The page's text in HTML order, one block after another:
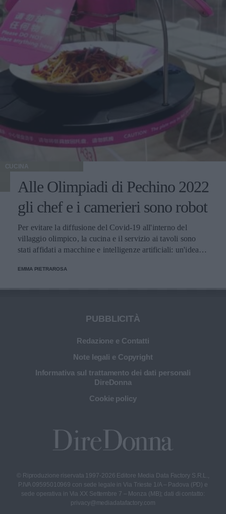
CUCINA
Alle Olimpiadi di Pechino 2022
gli chef e i camerieri sono robot
Per evitare la diffusione del Covid-19 all'interno del
villaggio olimpico, la cucina e il servizio ai tavoli sono
stati affidati a macchine e intelligenze artificiali: un'idea
EMMA PIETRAROSA
PUBBLICITÀ
Redazione e Contatti
Note legali e Copyright
Informativa sul trattamento dei dati personali
DireDonna
Cookie policy
© Riproduzione riservata 1997-2026 Editore Media Data Factory S.R.L.,
P.IVA 09595010969 con sede legale in Via Trieste 1/A – Padova (PD) e
sede operativa in Via XX Settembre 7 – Monza (MB); dati di contatto:
privacy@mediadatafactory.com